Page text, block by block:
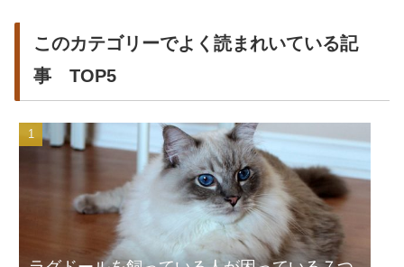
このカテゴリーでよく読まれいている記
事 TOP5